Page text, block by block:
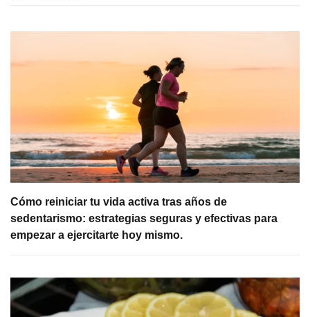
Cómo reiniciar tu vida activa tras años de
sedentarismo: estrategias seguras y efectivas para
empezar a ejercitarte hoy mismo.